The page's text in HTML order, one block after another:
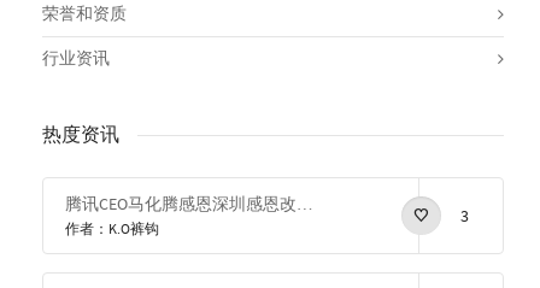
荣誉和资质
行业资讯
热度资讯
腾讯CEO马化腾感恩深圳感恩改革开放
作者：K.O裤钩
3